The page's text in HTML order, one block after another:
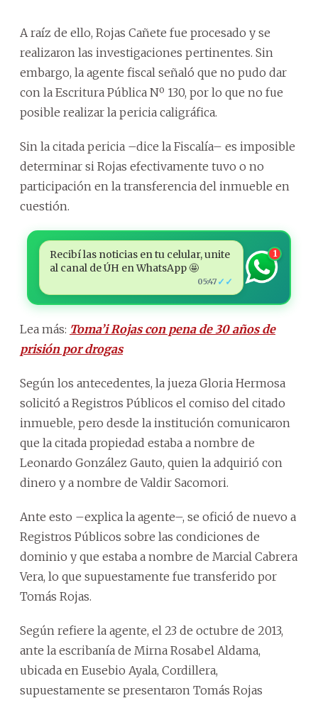
A raíz de ello, Rojas Cañete fue procesado y se
realizaron las investigaciones pertinentes. Sin
embargo, la agente fiscal señaló que no pudo dar
con la Escritura Pública Nº 130, por lo que no fue
posible realizar la pericia caligráfica.
Sin la citada pericia –dice la Fiscalía– es imposible
determinar si Rojas efectivamente tuvo o no
participación en la transferencia del inmueble en
cuestión.
Recibí las noticias en tu celular, unite
al canal de ÚH en WhatsApp 🤩
05:47 ✓✓
1
Lea más: Toma’i Rojas con pena de 30 años de
prisión por drogas
Según los antecedentes, la jueza Gloria Hermosa
solicitó a Registros Públicos el comiso del citado
inmueble, pero desde la institución comunicaron
que la citada propiedad estaba a nombre de
Leonardo González Gauto, quien la adquirió con
dinero y a nombre de Valdir Sacomori.
Ante esto –explica la agente–, se ofició de nuevo a
Registros Públicos sobre las condiciones de
dominio y que estaba a nombre de Marcial Cabrera
Vera, lo que supuestamente fue transferido por
Tomás Rojas.
Según refiere la agente, el 23 de octubre de 2013,
ante la escribanía de Mirna Rosabel Aldama,
ubicada en Eusebio Ayala, Cordillera,
supuestamente se presentaron Tomás Rojas